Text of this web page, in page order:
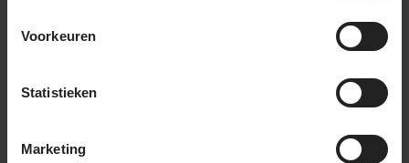
Voorkeuren
Statistieken
Marketing
met een minder goede brandstofefficiëntie.
gewaardeerd met een D-label, wat betekent